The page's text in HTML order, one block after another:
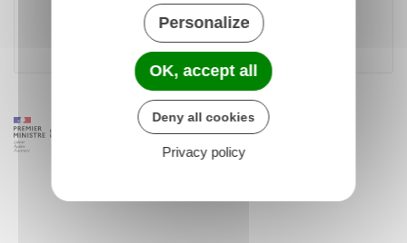
Ministère chargé de l'environnement
Personalize
OK, accept all
Deny all cookies
Privacy policy